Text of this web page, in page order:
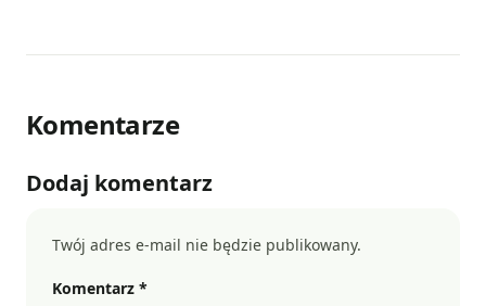
Komentarze
Dodaj komentarz
Twój adres e-mail nie będzie publikowany.
Komentarz *